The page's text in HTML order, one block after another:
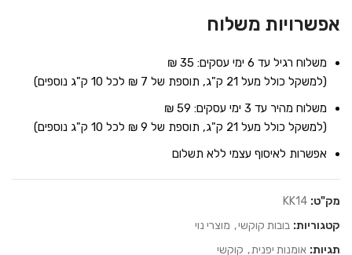
אפשרויות משלוח
משלוח רגיל עד 6 ימי עסקים: 35 ₪
(למשקל כולל מעל 21 ק"ג, תוספת של 7 ₪ לכל 10 ק"ג נוספים)
משלוח מהיר עד 3 ימי עסקים: 59 ₪
(למשקל כולל מעל 21 ק"ג, תוספת של 9 ₪ לכל 10 ק"ג נוספים)
אפשרות לאיסוף עצמי ללא תשלום
מק"ט: KK14
קטגוריות: בובות קוקשי, מוצרי נוי
תגיות: אומנות יפנית, קוקשי